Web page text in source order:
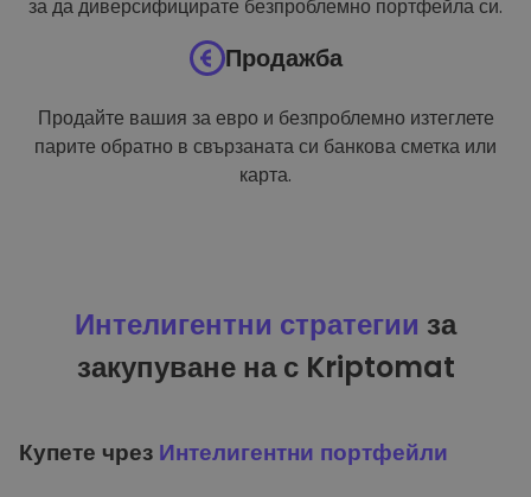
за да диверсифицирате безпроблемно портфейла си.
Продажба
Продайте вашия за евро и безпроблемно изтеглете
парите обратно в свързаната си банкова сметка или
карта.
Интелигентни стратегии за
закупуване на с Kriptomat
Купете чрез Интелигентни портфейли